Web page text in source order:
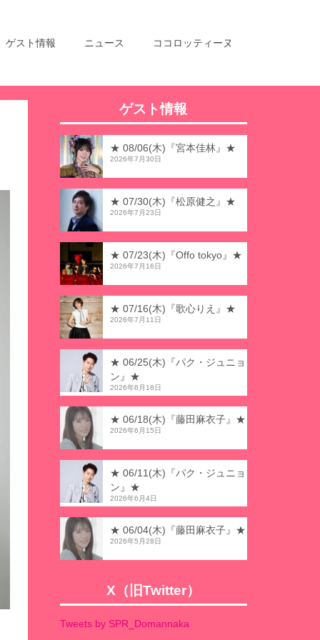
ゲスト情報 ニュース ココロッティーヌ
ゲスト情報
★ 08/06(木)『宮本佳林』★
2026年7月30日
★ 07/30(木)『松原健之』★
2026年7月23日
★ 07/23(木)『Offo tokyo』★
2026年7月16日
★ 07/16(木)『歌心りえ』★
2026年7月11日
★ 06/25(木)『パク・ジュニョ
ン』★
2026年6月18日
★ 06/18(木)『藤田麻衣子』★
2026年6月15日
★ 06/11(木)『パク・ジュニョ
ン』★
2026年6月4日
★ 06/04(木)『藤田麻衣子』★
2026年5月28日
X（旧Twitter）
Tweets by SPR_Domannaka